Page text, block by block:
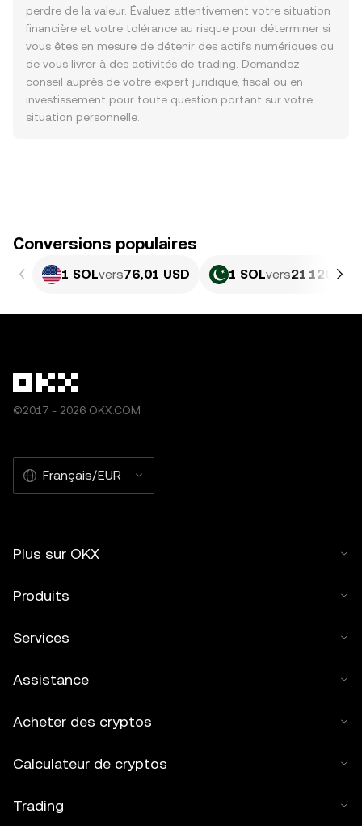
perdre de la valeur. Évaluez attentivement votre situation
financière et votre tolérance au risque pour déterminer si
vous êtes en mesure de détenir des actifs numériques ou
de vous livrer à des activités de trading. Demandez
conseil auprès de votre expert juridique, fiscal ou en
investissement pour toute question portant sur votre
situation personnelle.
Conversions populaires
1 SOLvers76,01 USD 1 SOLvers21 120,87
©2017 - 2026 OKX.COM
Français/EUR
Plus sur OKX
Produits
Services
Assistance
Acheter des cryptos
Calculateur de cryptos
Trading